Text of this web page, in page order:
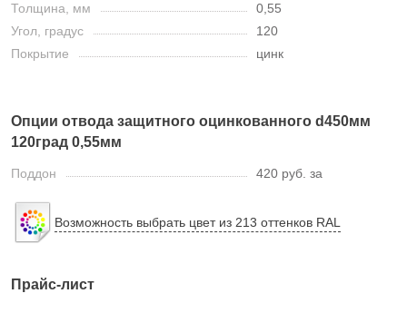
Толщина, мм
0,55
Угол, градус
120
Покрытие
цинк
Опции отвода защитного оцинкованного d450мм
120град 0,55мм
Поддон 420 руб. за
Возможность выбрать цвет из 213 оттенков RAL
Прайс-лист